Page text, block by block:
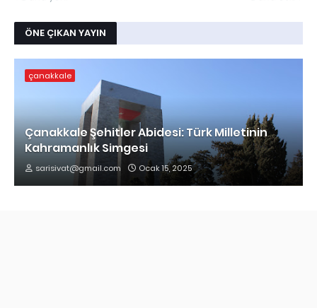
ÖNE ÇIKAN YAYIN
çanakkale
Çanakkale Şehitler Abidesi: Türk Milletinin
Kahramanlık Simgesi
sarisivat@gmail.com Ocak 15, 2025